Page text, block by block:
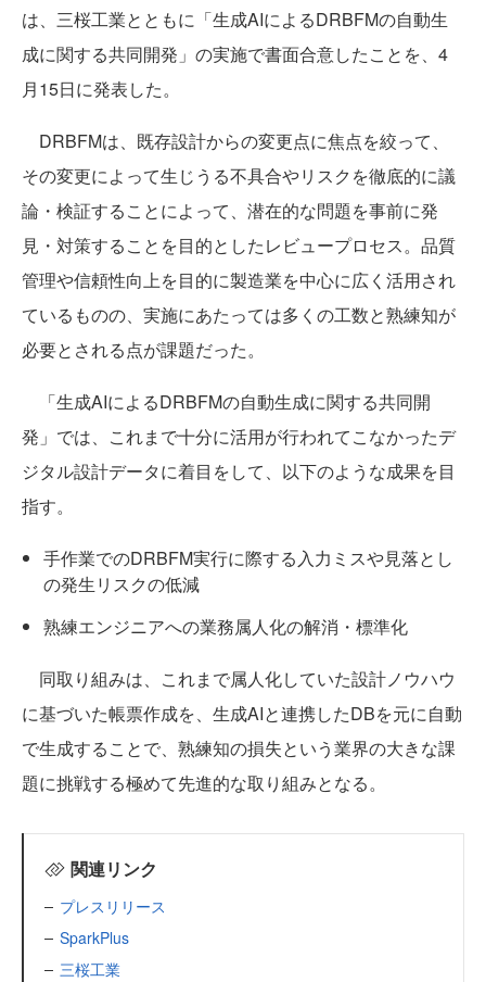
は、三桜工業とともに「生成AIによるDRBFMの自動生
成に関する共同開発」の実施で書面合意したことを、4
月15日に発表した。
DRBFMは、既存設計からの変更点に焦点を絞って、
その変更によって生じうる不具合やリスクを徹底的に議
論・検証することによって、潜在的な問題を事前に発
見・対策することを目的としたレビュープロセス。品質
管理や信頼性向上を目的に製造業を中心に広く活用され
ているものの、実施にあたっては多くの工数と熟練知が
必要とされる点が課題だった。
「生成AIによるDRBFMの自動生成に関する共同開
発」では、これまで十分に活用が行われてこなかったデ
ジタル設計データに着目をして、以下のような成果を目
指す。
手作業でのDRBFM実行に際する入力ミスや見落とし
の発生リスクの低減
熟練エンジニアへの業務属人化の解消・標準化
同取り組みは、これまで属人化していた設計ノウハウ
に基づいた帳票作成を、生成AIと連携したDBを元に自動
で生成することで、熟練知の損失という業界の大きな課
題に挑戦する極めて先進的な取り組みとなる。
関連リンク
プレスリリース
SparkPlus
三桜工業